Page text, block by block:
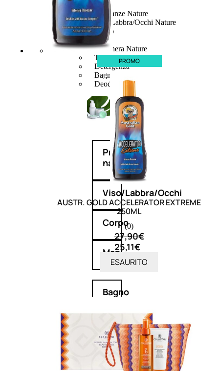
Fragranze Nature
Viso/Labbra/Occhi Nature
Corpo
Mani
Maschera Nature
Trattamenti Viso
Detergenza
Bagno Nature
Deodoranti
Profumi
nature
Viso/Labbra/Occhi
Corpo
Mani
Bagno
Detergenza
Trattamenti
viso
PROMO
AUSTR. GOLD ACCELERATOR EXTREME
250ML
(0)
27,90€
25,11€
ESAURITO